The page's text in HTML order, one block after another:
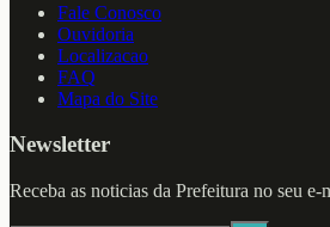
Fale Conosco
Ouvidoria
Localizacao
FAQ
Mapa do Site
Newsletter
Receba as noticias da Prefeitura no seu e-